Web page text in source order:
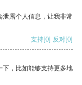
泄露个人信息，让我非常
支持[0] 反对[0]
下，比如能够支持更多地